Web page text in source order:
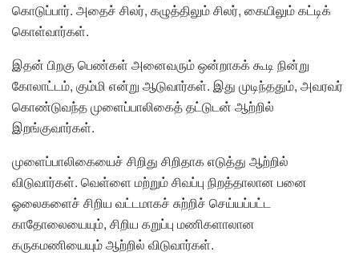
கொடுப்பார். அதைச் சிலர், கழுத்திலும் சிலர், கையிலும் கட்டிக்
கொள்வார்கள்.
இதன் பிறகு பெண்கள் அனைவரும் ஒன்றாகக் கூடி நின்று
கோலாட்டம், கும்மி என்று ஆடுவார்கள். இது முடிந்ததும், அவரவர்
கொண்டுவந்த முளைப்பாலிகைத் தட்டுடன் ஆற்றில்
இறங்குவார்கள்.
முளைப்பாலிகையைச் சிறிது சிறிதாக எடுத்து ஆற்றில்
விடுவார்கள். வெள்ளை மற்றும் சிவப்பு நிறத்தாலான பனை
ஓலைகளைச் சிறிய வட்டமாகச் சுற்றிச் செய்யப்பட்ட
காதோலையையும், சிறிய கறுப்பு மணிகளாலான
கருகமணியையும் ஆற்றில் விடுவார்கள்.